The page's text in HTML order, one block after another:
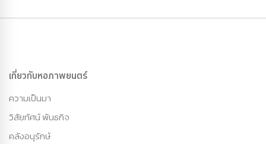
เกี่ยวกับหอภาพยนตร์
ความเป็นมา
วิสัยทัศน์ พันธกิจ
คลังอนุรักษ์